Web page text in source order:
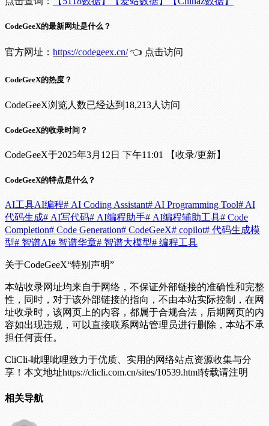
CodeGeeX的最新网址是什么？
官方网址： https://codegeex.cn/👈 点击访问
CodeGeeX的热度？
CodeGeeX浏览人数已经达到18,213人访问
CodeGeeX的收录时间？
CodeGeeX于2025年3月12日 下午11:01 【收录/更新】
CodeGeeX的特点是什么？
AI工具AI编程# AI Coding Assistant# AI Programming Tool# AI
代码生成# AI写代码# AI编程助手# AI编程辅助工具# Code
Completion# Code Generation# CodeGeeX# copilot# 代码生成模
型# 智谱AI# 智谱华章# 智谱大模型# 编程工具
关于CodeGeeX“特别声明”
本站收录网址均来自于网络，不保证外部链接的准确性和完整
性，同时，对于该外部链接的指向，不由本站实际控制，在网
址收录时，该网页上的内容，都属于合规合法，后期网页的内
容如出现违规，可以直接联系网站管理员进行删除，本站不承
担任何责任。
CliCli-呲哩呲哩致力于优质、实用的网络站点资源收集与分
享！ 本文地址https://clicli.com.cn/sites/10539.html转载请注明
相关导航